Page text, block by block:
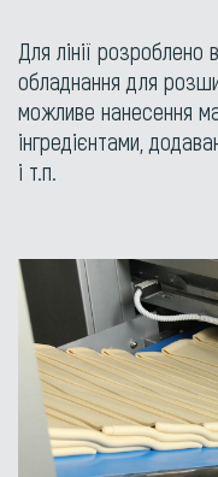
Для лінії розроблено
обладнання для
можливе нанесення
інгредієнтами,
і т.п.